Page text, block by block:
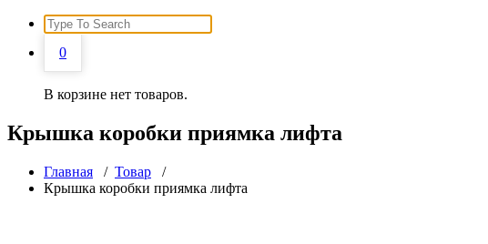
Search
for:
0
В корзине нет товаров.
Крышка коробки приямка лифта
Главная / Товар /
Крышка коробки приямка лифта